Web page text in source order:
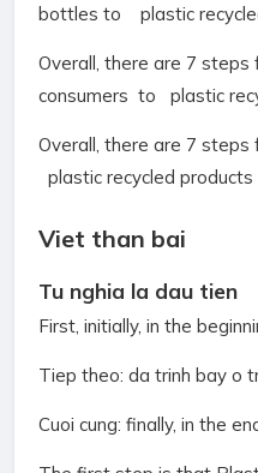
bottles to plastic
Overall, there are 7
consumers to plastic
Overall, there are 7
plastic recycled products
Viet than bai
Tu nghia la dau tien
First, initially, in the
Tiep theo: da trinh bay o
Cuoi cung: finally, in the